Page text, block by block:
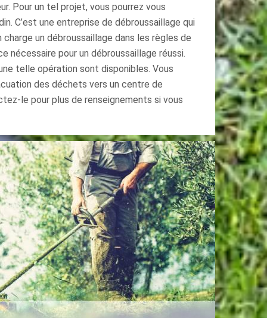
Pour un tel projet, vous pourrez vous
C’est une entreprise de débroussaillage qui
un débroussaillage dans les règles de
nécessaire pour un débroussaillage réussi.
telle opération sont disponibles. Vous
des déchets vers un centre de
le pour plus de renseignements si vous